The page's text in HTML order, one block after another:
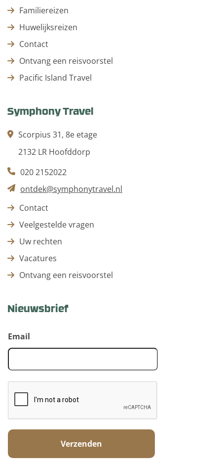
Familiereizen
Huwelijksreizen
Contact
Ontvang een reisvoorstel
Pacific Island Travel
Symphony Travel
Scorpius 31, 8e etage
2132 LR Hoofddorp
020 2152022
ontdek@symphonytravel.nl
Contact
Veelgestelde vragen
Uw rechten
Vacatures
Ontvang een reisvoorstel
Nieuwsbrief
Email